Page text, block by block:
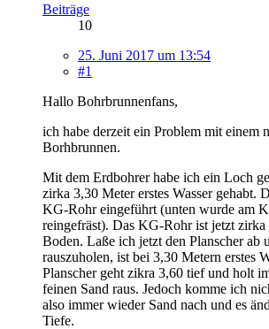
Beiträge
10
25. Juni 2017 um 13:54
#1
Hallo Bohrbrunnenfans,
ich habe derzeit ein Problem mit einem
Borhbrunnen.
Mit dem Erdbohrer habe ich ein Loch
zirka 3,30 Meter erstes Wasser gehabt.
KG-Rohr eingeführt (unten wurde am
reingefräst). Das KG-Rohr ist jetzt
Boden. Laße ich jetzt den Planscher ab
rauszuholen, ist bei 3,30 Metern erstes
Planscher geht zikra 3,60 tief und holt
feinen Sand raus. Jedoch komme ich
also immer wieder Sand nach und es
Tiefe.